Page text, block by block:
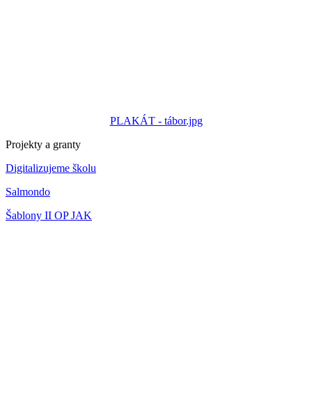
PLAKÁT - tábor.jpg
Projekty a granty
Digitalizujeme školu
Salmondo
Šablony II OP JAK